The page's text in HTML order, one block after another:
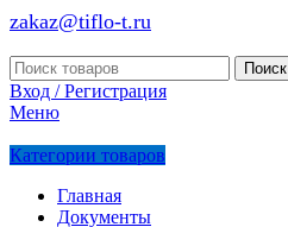
zakaz@tiflo-t.ru
Поиск
Вход / Регистрация
Меню
Категории товаров
Главная
Документы